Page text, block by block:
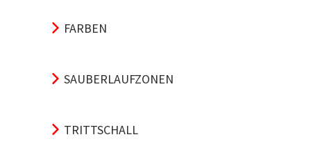
FARBEN
SAUBERLAUFZONEN
TRITTSCHALL